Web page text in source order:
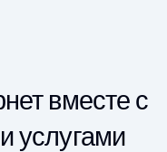
вместе с
услугами